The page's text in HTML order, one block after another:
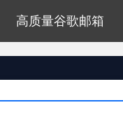
高质量谷歌邮箱